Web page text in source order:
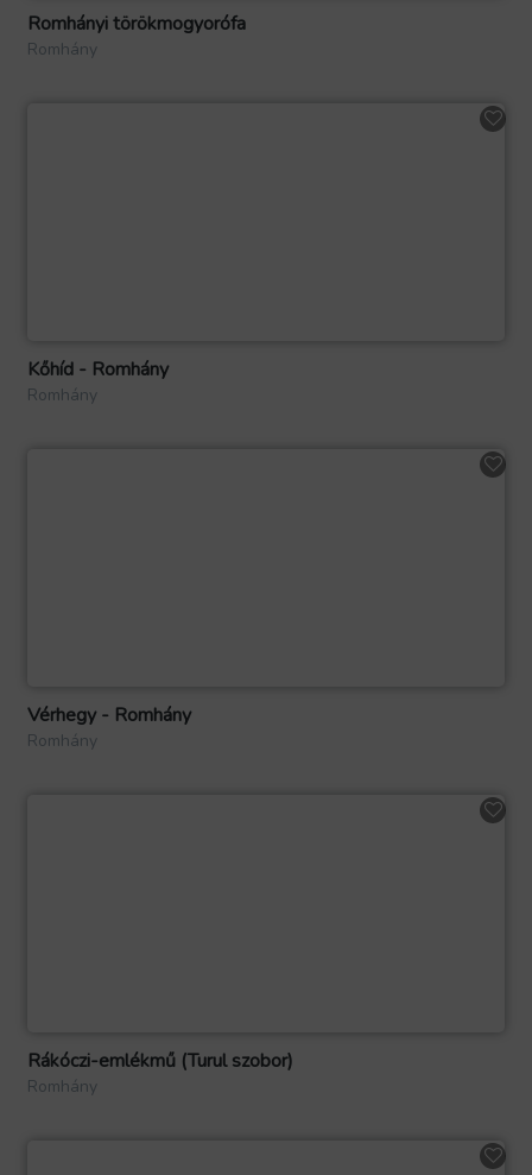
Romhányi törökmogyorófa
Romhány
Kőhíd - Romhány
Romhány
Vérhegy - Romhány
Romhány
Rákóczi-emlékmű (Turul szobor)
Romhány